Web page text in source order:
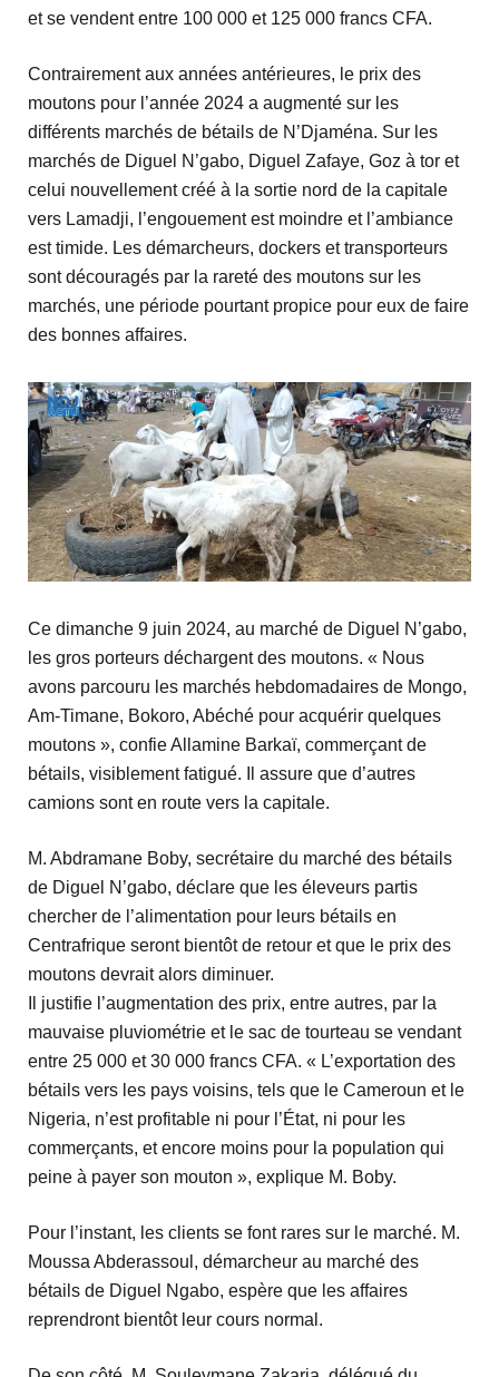
et se vendent entre 100 000 et 125 000 francs CFA.
Contrairement aux années antérieures, le prix des
moutons pour l’année 2024 a augmenté sur les
différents marchés de bétails de N’Djaména. Sur les
marchés de Diguel N’gabo, Diguel Zafaye, Goz à tor et
celui nouvellement créé à la sortie nord de la capitale
vers Lamadji, l’engouement est moindre et l’ambiance
est timide. Les démarcheurs, dockers et transporteurs
sont découragés par la rareté des moutons sur les
marchés, une période pourtant propice pour eux de faire
des bonnes affaires.
Ce dimanche 9 juin 2024, au marché de Diguel N’gabo,
les gros porteurs déchargent des moutons. « Nous
avons parcouru les marchés hebdomadaires de Mongo,
Am-Timane, Bokoro, Abéché pour acquérir quelques
moutons », confie Allamine Barkaï, commerçant de
bétails, visiblement fatigué. Il assure que d’autres
camions sont en route vers la capitale.
M. Abdramane Boby, secrétaire du marché des bétails
de Diguel N’gabo, déclare que les éleveurs partis
chercher de l’alimentation pour leurs bétails en
Centrafrique seront bientôt de retour et que le prix des
moutons devrait alors diminuer.
Il justifie l’augmentation des prix, entre autres, par la
mauvaise pluviométrie et le sac de tourteau se vendant
entre 25 000 et 30 000 francs CFA. « L’exportation des
bétails vers les pays voisins, tels que le Cameroun et le
Nigeria, n’est profitable ni pour l’État, ni pour les
commerçants, et encore moins pour la population qui
peine à payer son mouton », explique M. Boby.
Pour l’instant, les clients se font rares sur le marché. M.
Moussa Abderassoul, démarcheur au marché des
bétails de Diguel Ngabo, espère que les affaires
reprendront bientôt leur cours normal.